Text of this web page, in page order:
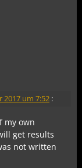
2017 um 7:52 :
my own
get results
not written